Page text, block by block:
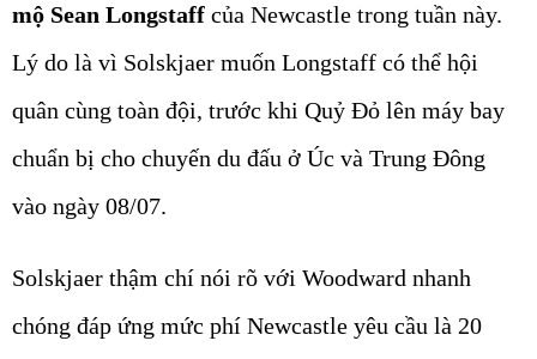
mộ Sean Longstaff của Newcastle trong tuần này.
Lý do là vì Solskjaer muốn Longstaff có thể hội
quân cùng toàn đội, trước khi Quỷ Đỏ lên máy bay
chuẩn bị cho chuyến du đấu ở Úc và Trung Đông
vào ngày 08/07.
Solskjaer thậm chí nói rõ với Woodward nhanh
chóng đáp ứng mức phí Newcastle yêu cầu là 20